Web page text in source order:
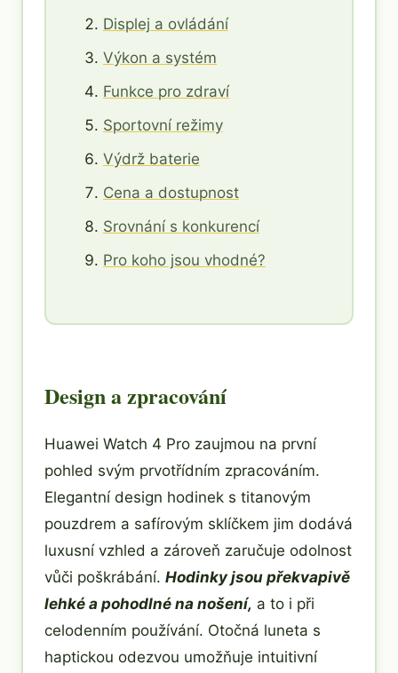
Displej a ovládání
Výkon a systém
Funkce pro zdraví
Sportovní režimy
Výdrž baterie
Cena a dostupnost
Srovnání s konkurencí
Pro koho jsou vhodné?
Design a zpracování
Huawei Watch 4 Pro zaujmou na první
pohled svým prvotřídním zpracováním.
Elegantní design hodinek s titanovým
pouzdrem a safírovým sklíčkem jim dodává
luxusní vzhled a zároveň zaručuje odolnost
vůči poškrábání. Hodinky jsou překvapivě
lehké a pohodlné na nošení, a to i při
celodenním používání. Otočná luneta s
haptickou odezvou umožňuje intuitivní